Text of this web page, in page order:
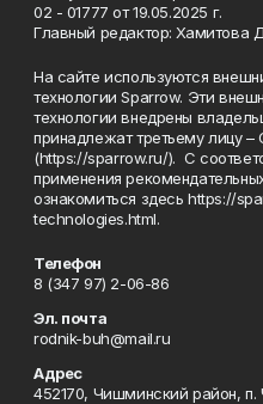
02 - 01777 от 19.05.2025 г.
Главный редактор: Хамитова
На сайте используются
технологии Sparrow. Эти
технологии внедрены
принадлежат третьему лицу
(https://sparrow.ru/). С
применения
ознакомиться здесь https://
technologies.html.
Телефон
8 (347 97) 2-06-86
Эл. почта
rodnik-buh@mail.ru
Адрес
452170, Чишминский район,